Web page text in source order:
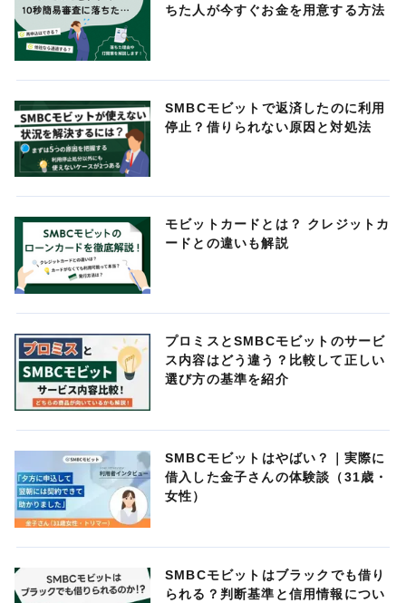
ちた人が今すぐお金を用意する方法
SMBCモビットで返済したのに利用
停止？借りられない原因と対処法
モビットカードとは？ クレジットカ
ードとの違いも解説
プロミスとSMBCモビットのサービ
ス内容はどう違う？比較して正しい
選び方の基準を紹介
SMBCモビットはやばい？｜実際に
借入した金子さんの体験談（31歳・
女性）
SMBCモビットはブラックでも借り
られる？判断基準と信用情報につい